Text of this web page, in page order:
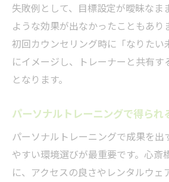
失敗例として、目標設定が曖昧なま
ような効果が出なかったこともあり
初回カウンセリング時に「なりたい
にイメージし、トレーナーと共有す
となります。
パーソナルトレーニングで得られ
パーソナルトレーニングで成果を出
やすい環境選びが最重要です。心斎
に、アクセスの良さやレンタルウェ